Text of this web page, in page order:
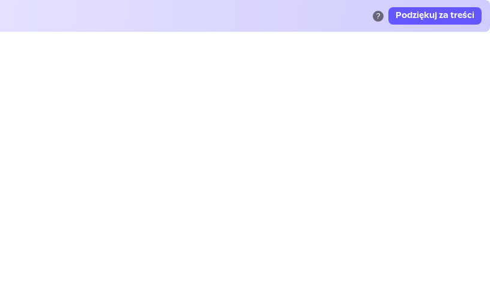
? Podziękuj za treści